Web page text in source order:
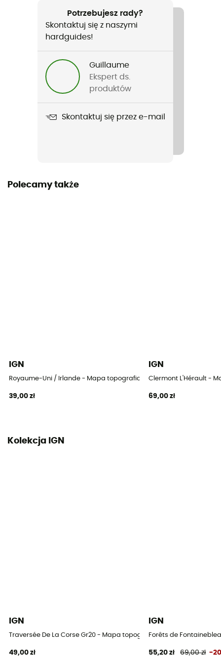
Potrzebujesz rady?
Skontaktuj się z naszymi
hardguides!
Guillaume
Ekspert ds.
produktów
Skontaktuj się przez e-mail
Polecamy także
IGN
Royaume-Uni / Irlande - Mapa topograficzna
39,00 zł
IGN
Clermont L'Hérault -
69,00 zł
Kolekcja IGN
IGN
Traversée De La Corse Gr20 - Mapa topograficzna
49,00 zł
IGN
Forêts de
55,20 zł 69,00 zł -